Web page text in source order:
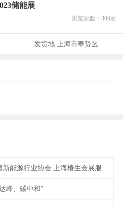
储能展
浏览次数： 300次
发货地:上海市奉贤区
峰、碳中和”